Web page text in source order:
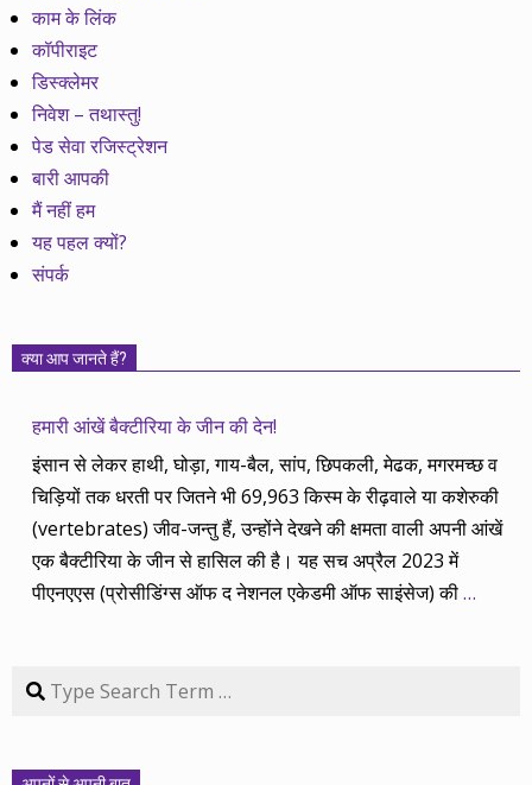
काम के लिंक
कॉपीराइट
डिस्क्लेमर
निवेश – तथास्तु!
पेड सेवा रजिस्ट्रेशन
बारी आपकी
मैं नहीं हम
यह पहल क्यों?
संपर्क
क्या आप जानते हैं?
हमारी आंखें बैक्टीरिया के जीन की देन!
इंसान से लेकर हाथी, घोड़ा, गाय-बैल, सांप, छिपकली, मेढक, मगरमच्छ व
चिड़ियों तक धरती पर जितने भी 69,963 किस्म के रीढ़वाले या कशेरुकी
(vertebrates) जीव-जन्तु हैं, उन्होंने देखने की क्षमता वाली अपनी आंखें
एक बैक्टीरिया के जीन से हासिल की है। यह सच अप्रैल 2023 में
पीएनएएस (प्रोसीडिंग्स ऑफ द नेशनल एकेडमी ऑफ साइंसेज) की…
Search